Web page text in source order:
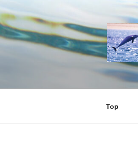
ン
テ
ン
キ
Top